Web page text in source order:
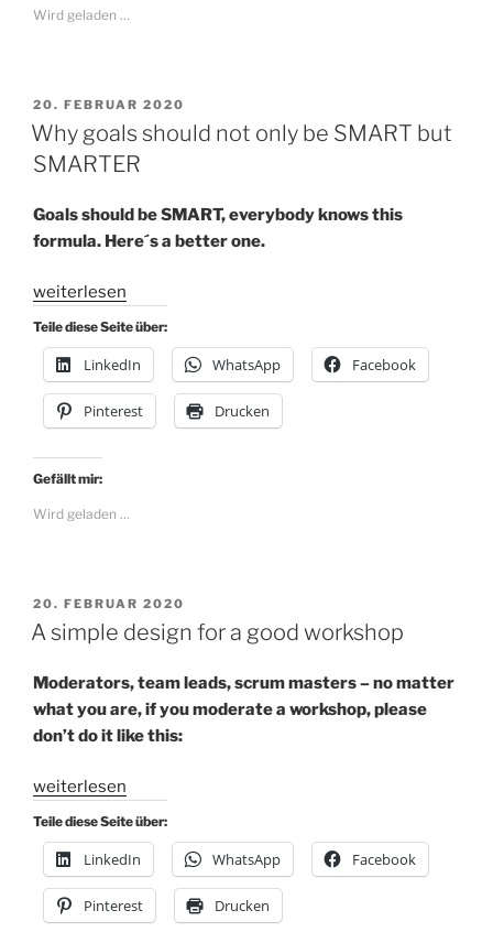
und
Du
es
sein
solltest!“
Wird geladen …
VERÖFFENTLICHT
AM
20. FEBRUAR 2020
Why goals should not only be SMART but
SMARTER
Goals should be SMART, everybody knows this
formula. Here´s a better one.
„Why
goals
should
not
only
be
but
weiterlesen
Teile diese Seite über:
LinkedIn WhatsApp Facebook
Pinterest Drucken
Gefällt mir:
Wird geladen …
VERÖFFENTLICHT
AM
20. FEBRUAR 2020
A simple design for a good workshop
Moderators, team leads, scrum masters – no matter
what you are, if you moderate a workshop, please
don’t do it like this:
„A
simple
design
good
weiterlesen
Teile diese Seite über:
LinkedIn WhatsApp Facebook
Pinterest Drucken